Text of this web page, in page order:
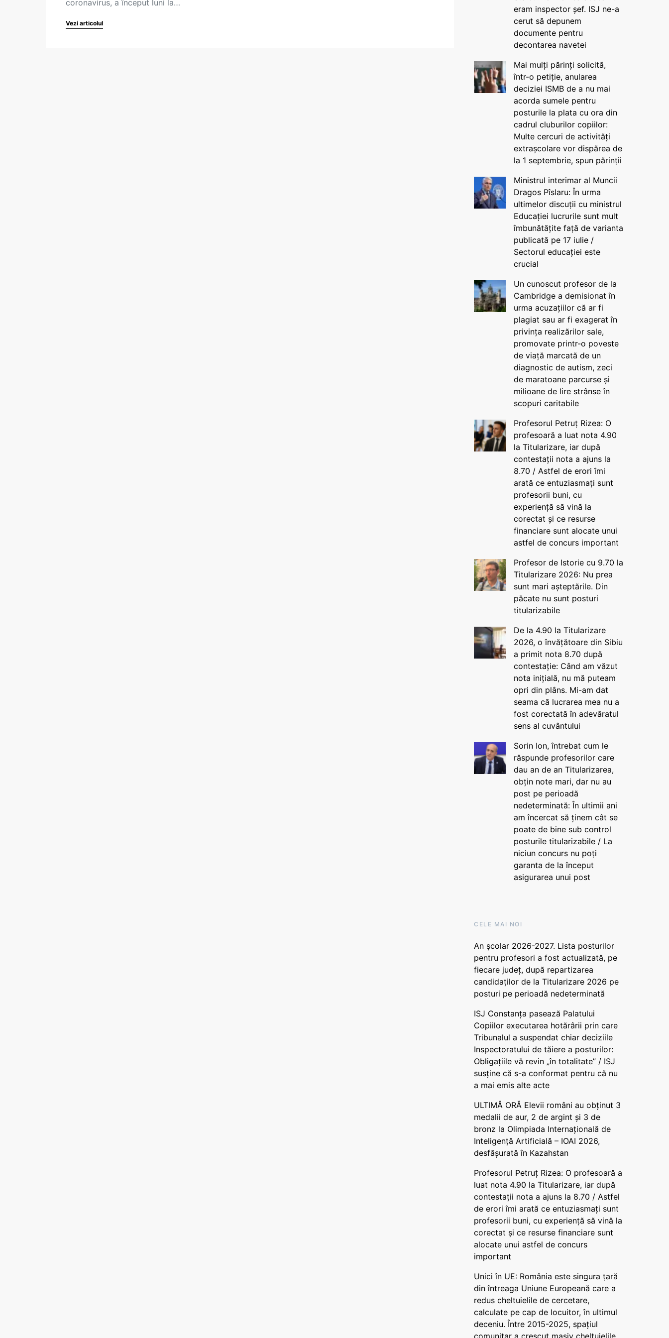
coronavirus, a început luni la…
Vezi articolul
eram inspector șef. ISJ ne-a
cerut să depunem
documente pentru
decontarea navetei
Mai mulți părinți solicită,
într-o petiție, anularea
deciziei ISMB de a nu mai
acorda sumele pentru
posturile la plata cu ora din
cadrul cluburilor copiilor:
Multe cercuri de activități
extrașcolare vor dispărea de
la 1 septembrie, spun părinții
Ministrul interimar al Muncii
Dragos Pîslaru: În urma
ultimelor discuții cu ministrul
Educației lucrurile sunt mult
îmbunătățite față de varianta
publicată pe 17 iulie /
Sectorul educației este
crucial
Un cunoscut profesor de la
Cambridge a demisionat în
urma acuzațiilor că ar fi
plagiat sau ar fi exagerat în
privința realizărilor sale,
promovate printr-o poveste
de viață marcată de un
diagnostic de autism, zeci
de maratoane parcurse și
milioane de lire strânse în
scopuri caritabile
Profesorul Petruț Rizea: O
profesoară a luat nota 4.90
la Titularizare, iar după
contestații nota a ajuns la
8.70 / Astfel de erori îmi
arată ce entuziasmați sunt
profesorii buni, cu
experiență să vină la
corectat și ce resurse
financiare sunt alocate unui
astfel de concurs important
Profesor de Istorie cu 9.70 la
Titularizare 2026: Nu prea
sunt mari așteptările. Din
păcate nu sunt posturi
titularizabile
De la 4.90 la Titularizare
2026, o învățătoare din Sibiu
a primit nota 8.70 după
contestație: Când am văzut
nota inițială, nu mă puteam
opri din plâns. Mi-am dat
seama că lucrarea mea nu a
fost corectată în adevăratul
sens al cuvântului
Sorin Ion, întrebat cum le
răspunde profesorilor care
dau an de an Titularizarea,
obțin note mari, dar nu au
post pe perioadă
nedeterminată: În ultimii ani
am încercat să ținem cât se
poate de bine sub control
posturile titularizabile / La
niciun concurs nu poți
garanta de la început
asigurarea unui post
CELE MAI NOI
An școlar 2026-2027. Lista posturilor
pentru profesori a fost actualizată, pe
fiecare județ, după repartizarea
candidaților de la Titularizare 2026 pe
posturi pe perioadă nedeterminată
ISJ Constanța pasează Palatului
Copiilor executarea hotărârii prin care
Tribunalul a suspendat chiar deciziile
Inspectoratului de tăiere a posturilor:
Obligațiile vă revin „în totalitate” / ISJ
susține că s-a conformat pentru că nu
a mai emis alte acte
ULTIMĂ ORĂ Elevii români au obținut 3
medalii de aur, 2 de argint și 3 de
bronz la Olimpiada Internațională de
Inteligență Artificială – IOAI 2026,
desfășurată în Kazahstan
Profesorul Petruț Rizea: O profesoară a
luat nota 4.90 la Titularizare, iar după
contestații nota a ajuns la 8.70 / Astfel
de erori îmi arată ce entuziasmați sunt
profesorii buni, cu experiență să vină la
corectat și ce resurse financiare sunt
alocate unui astfel de concurs
important
Unici în UE: România este singura țară
din întreaga Uniune Europeană care a
redus cheltuielile de cercetare,
calculate pe cap de locuitor, în ultimul
deceniu. Între 2015-2025, spațiul
comunitar a crescut masiv cheltuielile